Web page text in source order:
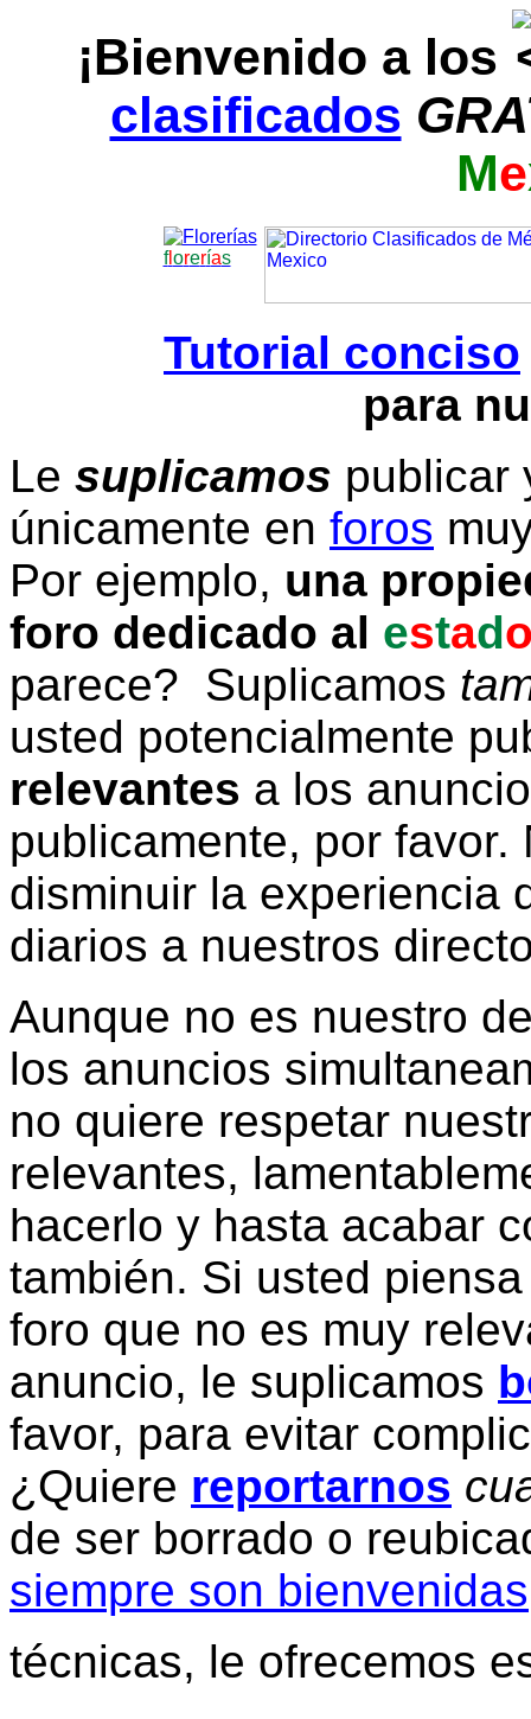
¡Bienvenido a los
clasificados
Me
florerías
Tutorial conciso
para
Le suplicamos publicar
únicamente en foros
Por ejemplo, una
foro dedicado al estad
parece? Suplicamos
usted potencialmente
relevantes a los
publicamente, por
disminuir la experiencia
diarios a nuestros
Aunque no es nuestro
los anuncios
no quiere respetar
relevantes,
hacerlo y hasta acabar
también. Si usted
foro que no es muy
anuncio, le suplicamos
favor, para evitar
¿Quiere reportarnos
de ser borrado o
siempre son bienvenidas
técnicas, le ofrecemos